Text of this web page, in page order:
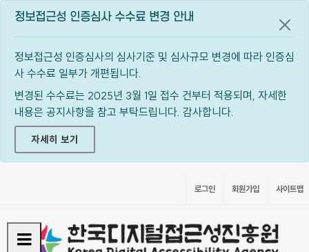
정보접근성 인증심사 수수료 변경 안내
정보접근성 인증심사의 심사기준 및 심사규모 변경에 따라 인증심
사 수수료 일부가 개편됩니다.
변경된 수수료는 2025년 3월 1일 접수 건부터 적용되며, 자세한
내용은 공지사항을 참고 부탁드립니다. 감사합니다.
자세히 보기
공지
로그인 회원가입 사이트맵